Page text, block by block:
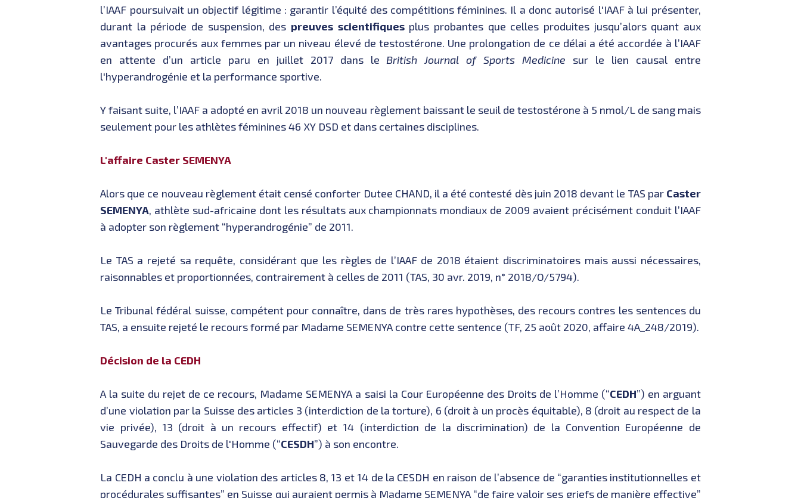
l’IAAF poursuivait un objectif légitime : garantir l’équité des compétitions féminines. Il a donc autorisé l'IAAF à lui présenter,
durant la période de suspension, des preuves scientifiquesplus probantes que celles produites jusqu’alors quant aux
avantages procurés aux femmes par un niveau élevé de testostérone. Une prolongation de ce délai a été accordée à l’IAAF
en attente d’un article paru en juillet 2017 dans le British Journal of Sports Medicine sur le lien causal entre
l'hyperandrogénie et la performance sportive.
Y faisant suite, l’IAAF a adopté en avril 2018 un nouveau règlement baissant le seuil de testostérone à 5 nmol/L de sang mais
seulement pour les athlètes féminines 46 XY DSD et dans certaines disciplines.
L'affaire Caster SEMENYA
Alors que ce nouveau règlement était censé conforter Dutee CHAND, il a été contesté dès juin 2018 devant le TAS par Caster
SEMENYA, athlète sud-africaine dont les résultats aux championnats mondiaux de 2009 avaient précisément conduit l’IAAF
à adopter son règlement “hyperandrogénie” de 2011.
Le TAS a rejeté sa requête, considérant que les règles de l’IAAF de 2018 étaient discriminatoires mais aussi nécessaires,
raisonnables et proportionnées, contrairement à celles de 2011 (TAS, 30 avr. 2019, n° 2018/O/5794).
Le Tribunal fédéral suisse, compétent pour connaître, dans de très rares hypothèses, des recours contres les sentences du
TAS, a ensuite rejeté le recours formé par Madame SEMENYA contre cette sentence (TF, 25 août 2020, affaire 4A_248/2019).
Décision de la CEDH
A la suite du rejet de ce recours, Madame SEMENYA a saisi la Cour Européenne des Droits de l’Homme (“CEDH”) en arguant
d’une violation par la Suisse des articles 3 (interdiction de la torture), 6 (droit à un procès équitable), 8 (droit au respect de la
vie privée), 13 (droit à un recours effectif) et 14 (interdiction de la discrimination) de la Convention Européenne de
Sauvegarde des Droits de l'Homme (“CESDH”) à son encontre.
La CEDH a conclu à une violation des articles 8, 13 et 14 de la CESDH en raison de l’absence de “garanties institutionnelles et
procédurales suffisantes” en Suisse qui auraient permis à Madame SEMENYA “de faire valoir ses griefs de manière effective”